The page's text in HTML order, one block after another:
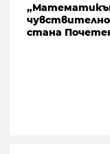
стана